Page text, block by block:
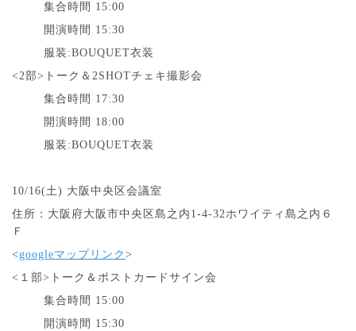
集合時間 15:00
開演時間 15:30
服装:BOUQUET衣装
<2部>トーク＆2SHOTチェキ撮影会
集合時間 17:30
開演時間 18:00
服装:BOUQUET衣装
10/16(土) 大阪中央区会議室
住所：大阪府大阪市中央区島之内1-4-32ホワイティ島之内６
Ｆ
<googleマップリンク >
<１部>トーク＆ポストカードサイン会
集合時間 15:00
開演時間 15:30